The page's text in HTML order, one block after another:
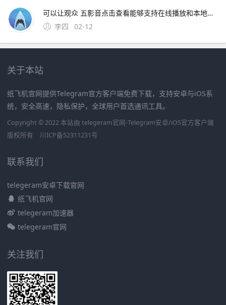
可以让观众 五影音点击查看能够支持在线播放和本地播放，自带播放器功能，支持导入各种不同视频格式，mp4avirmvbmov等都可以使用，方便我们在；综上所述，影音HD是iPad用户提升娱乐体验的理想选择，它将为用户提供一个无缝衔接高效的
李四
02-12
关于本站
纸飞机官网提供Telegram官方客户端免费下载，支持安卓与iOS系
统，安全高速，隐私保护，全球用户首选通讯工具。
Copyright © 2022 本站由 telegeram官网-Telegram安卓/iOS官方客户端
版权所有
川ICP备52311231号
联系我们
telegeram安卓下载官网
纸飞机官网
telegeram加速器
telegeram官网
关注我们